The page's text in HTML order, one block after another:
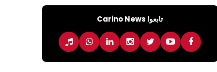
تابعوا Carino News